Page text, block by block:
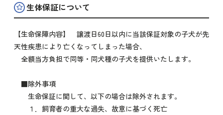
生体保証について
【生命保障内容】 譲渡日60日以内に当該保証対象の子犬が先
天性疾患により亡くなってしまった場合、
全額当方負担で同等・同犬種の子犬を提供いたします。
■除外事項
生命保証に関して、以下の場合は除外されます。
１．飼育者の重大な過失、故意に基づく死亡